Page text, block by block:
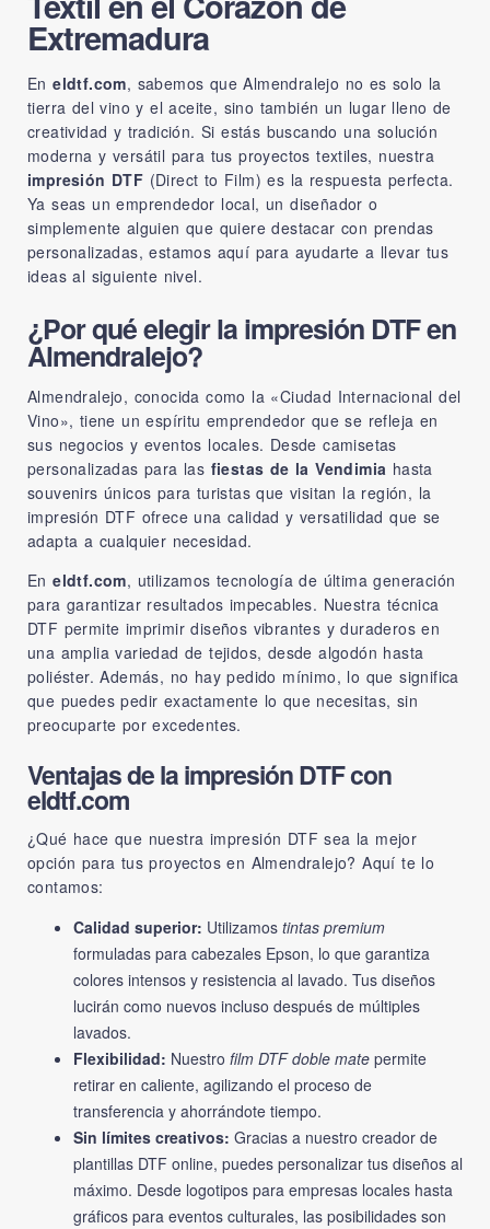
Extremadura
Eneldtf.com, sabemos que Almendralejo no es solo la
tierra del vino y el aceite, sino también un lugar lleno de
creatividad y tradición. Si estás buscando una solución
moderna y versátil para tus proyectos textiles, nuestra
impresión DTF (Direct to Film) es la respuesta perfecta.
Ya seas un emprendedor local, un diseñador o
simplemente alguien que quiere destacar con prendas
personalizadas, estamos aquí para ayudarte a llevar tus
ideas al siguiente nivel.
¿Por qué elegir la impresión DTF en
Almendralejo?
Almendralejo, conocida como la «Ciudad Internacional del
Vino», tiene un espíritu emprendedor que se refleja en
sus negocios y eventos locales. Desde camisetas
personalizadas para las fiestas de la Vendimia hasta
souvenirs únicos para turistas que visitan la región, la
impresión DTF ofrece una calidad y versatilidad que se
adapta a cualquier necesidad.
Eneldtf.com, utilizamos tecnología de última generación
para garantizar resultados impecables. Nuestra técnica
DTF permite imprimir diseños vibrantes y duraderos en
una amplia variedad de tejidos, desde algodón hasta
poliéster. Además, no hay pedido mínimo, lo que significa
que puedes pedir exactamente lo que necesitas, sin
preocuparte por excedentes.
Ventajas de la impresión DTF con
eldtf.com
¿Qué hace que nuestra impresión DTF sea la mejor
opción para tus proyectos en Almendralejo? Aquí te lo
contamos:
Calidad superior: Utilizamos tintas premium
formuladas para cabezales Epson, lo que garantiza
colores intensos y resistencia al lavado. Tus diseños
lucirán como nuevos incluso después de múltiples
lavados.
Flexibilidad: Nuestro film DTF doble mate permite
retirar en caliente, agilizando el proceso de
transferencia y ahorrándote tiempo.
Sin límites creativos: Gracias a nuestro creador de
plantillas DTF online, puedes personalizar tus diseños al
máximo. Desde logotipos para empresas locales hasta
gráficos para eventos culturales, las posibilidades son